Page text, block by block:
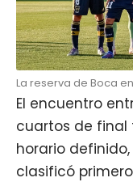
La reserva de Boca
El encuentro
cuartos de
horario
clasificó